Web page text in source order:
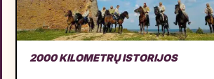
2000 KILOMETRŲ ISTORIJOS